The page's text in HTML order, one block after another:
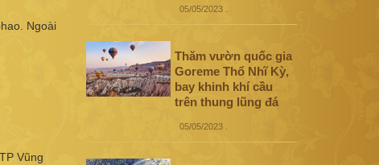
Ngoài
Vũng
05/05/2023.
Thăm vườn quốc gia
Goreme Thổ Nhĩ Kỳ,
bay khinh khí cầu
trên thung lũng đá
05/05/2023.